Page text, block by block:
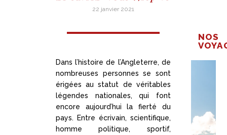
22 janvier 2021
Dans l’histoire de l’Angleterre, de
nombreuses personnes se sont
érigées au statut de véritables
légendes nationales, qui font
encore aujourd’hui la fierté du
pays. Entre écrivain, scientifique,
homme politique, sportif,
NOS